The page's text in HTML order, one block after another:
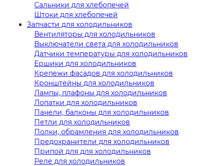
Сальники для хлебопечей
Штоки для хлебопечей
Запчасти для холодильников
Вентиляторы для холодильников
Выключатели света для холодильников
Датчики температуры для холодильников
Ершики для холодильников
Крепежи фасадов для холодильников
Кронштейны для холодильников
Лампы, плафоны для холодильников
Лопатки для холодильников
Панели, балконы для холодильников
Петли для холодильников
Полки, обрамления для холодильников
Предохранители для холодильников
Припой для для холодильников
Реле для холодильников